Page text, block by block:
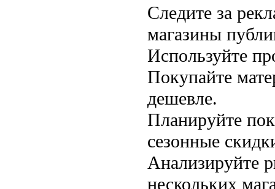
Следите за
магазины
Используйте
Покупайте
дешевле.
Планируйте
сезонные
Анализируйте
нескольких